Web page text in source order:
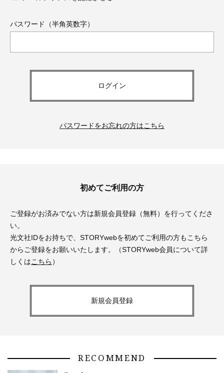
ス学」
パスワード（半角英数字）
ログイン
パスワードをお忘れの方はこちら
初めてご利用の方
ご登録がお済みでない方は新規会員登録（無料）を行ってくださ
い。
光文社IDをお持ちで、STORYwebを初めてご利用の方もこちら
からご登録をお願いいたします。（STORYweb会員について詳
しくはこちら ）
新規会員登録
RECOMMEND